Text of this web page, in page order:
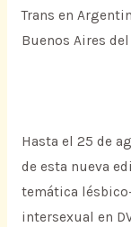
Trans en
Buenos Aires
Hasta el 25 de
de esta nueva
temática
intersexual en